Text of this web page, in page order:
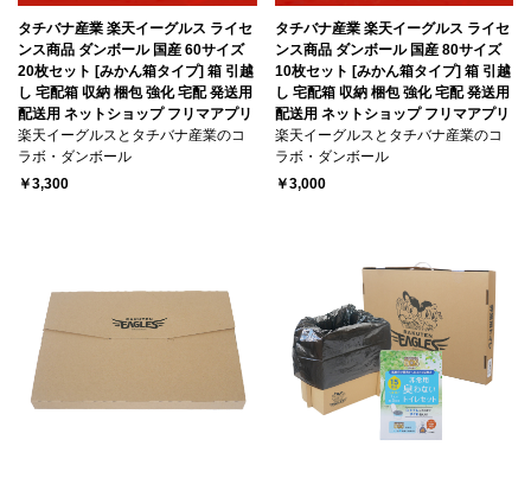
タチバナ産業 楽天イーグルス ライセ
ンス商品 ダンボール 国産 60サイズ
20枚セット [みかん箱タイプ] 箱 引越
し 宅配箱 収納 梱包 強化 宅配 発送用
配送用 ネットショップ フリマアプリ
楽天イーグルスとタチバナ産業のコ
ラボ・ダンボール
￥3,300
タチバナ産業 楽天イーグルス ライセ
ンス商品 ダンボール 国産 80サイズ
10枚セット [みかん箱タイプ] 箱 引越
し 宅配箱 収納 梱包 強化 宅配 発送用
配送用 ネットショップ フリマアプリ
楽天イーグルスとタチバナ産業のコ
ラボ・ダンボール
￥3,000